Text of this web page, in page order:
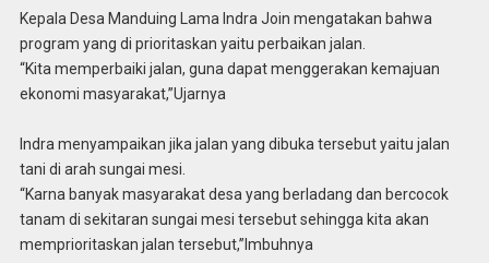
Kepala Desa Manduing Lama Indra Join mengatakan bahwa
program yang di prioritaskan yaitu perbaikan jalan.
“Kita memperbaiki jalan, guna dapat menggerakan kemajuan
ekonomi masyarakat,”Ujarnya
Indra menyampaikan jika jalan yang dibuka tersebut yaitu jalan
tani di arah sungai mesi.
“Karna banyak masyarakat desa yang berladang dan bercocok
tanam di sekitaran sungai mesi tersebut sehingga kita akan
memprioritaskan jalan tersebut,”Imbuhnya